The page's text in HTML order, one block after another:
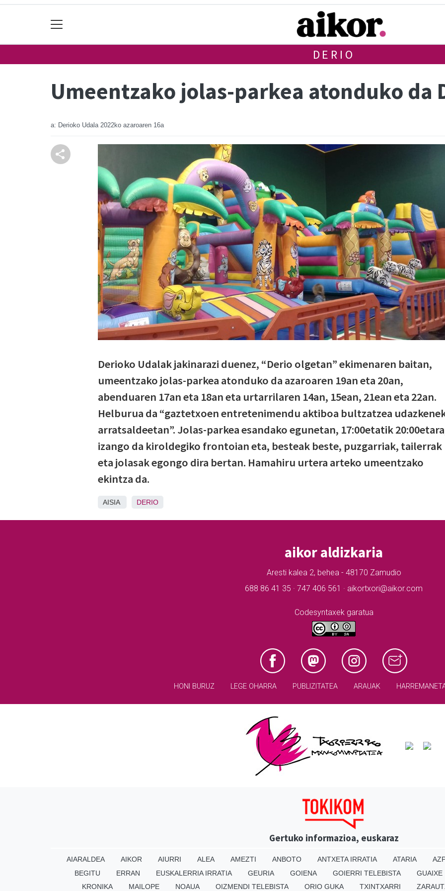
DERIO
Umeentzako jolas-parkea atonduko da
a: Derioko Udala 2022ko azaroaren 16a
Derioko Udalak jakinarazi duenez, “Derio olgetan” ekimenaren baitan,
umeentzako jolas-parkea atonduko da azaroaren 19an eta 20an,
abenduaren 17an eta 18an eta urtarrilaren 14an, 15ean, 21ean eta 22an.
Helburua da “gaztetxoen entretenimendu aktiboa bultzatzea
arratsaldeetan”. Jolas-parkea esandako egunetan, 17:00etatik
izango da kiroldegiko frontoian eta, besteak beste, puzgarriak, tailerrak
eta jolasak egongo dira bertan. Hamahiru urtera arteko umeentzako
ekintza da.
AISIA DERIO
aikor aldizkaria
Aresti kalea 2, behea - 48170 Zamudio
688 86 41 35 · 747 406 561 · aikortxori@aikor.com
Codesyntaxek garatua
HONI BURUZ LEGE OHARRA PUBLIZITATEA ARAUAK
Gertuko informazioa, euskaraz
AIARALDEA AIKOR AIURRI ALEA AMEZTI ANBOTO ANTXETA IRRATIA ATARIA
BEGITU
ERRAN EUSKALERRIA IRRATIA GEURIA GOIENA GOIERRI TELEBISTA
GUAIXE
KRONIKA
MAILOPE NOAUA OIZMENDI TELEBISTA ORIO GUKA TXINTXARRI